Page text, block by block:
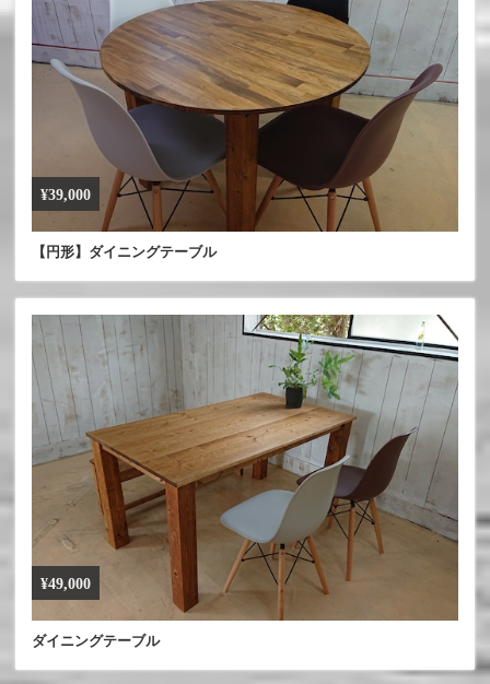
¥39,000
【円形】ダイニングテーブル
¥49,000
ダイニングテーブル